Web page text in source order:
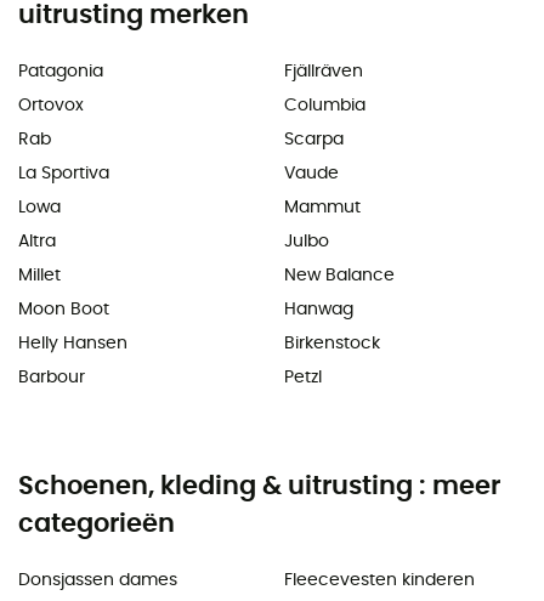
uitrusting merken
Patagonia
Ortovox
Rab
La Sportiva
Lowa
Altra
Millet
Moon Boot
Helly Hansen
Barbour
Fjällräven
Columbia
Scarpa
Vaude
Mammut
Julbo
New Balance
Hanwag
Birkenstock
Petzl
Schoenen, kleding & uitrusting : meer
categorieën
Donsjassen dames
Fleecevesten kinderen